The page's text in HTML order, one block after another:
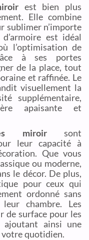
est bien plus
Elle combine
sublimer n’importe
est idéal
l’optimisation de
à ses portes
de la place, tout
et raffinée. Le
visuellement la
supplémentaire,
apaisante et
miroirsont
leur capacité à
Que vous
ou moderne,
le décor. De plus,
pour ceux qui
ordonné sans
chambre. Les
de surface pour les
ajoutant ainsi une
quotidien.